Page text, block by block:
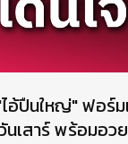
อ้ปืนใหญ่" ฟอร์
เสาร์ พร้อมอว